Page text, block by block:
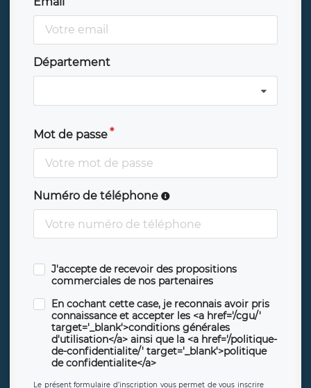
Département
Mot de passe
Numéro de téléphone
J'accepte de recevoir des propositions
commerciales de nos partenaires
En cochant cette case, je reconnais avoir pris
connaissance et accepter les <a href='/cgu/'
target='_blank'>conditions générales
d'utilisation</a> ainsi que la <a href='/politique-
de-confidentialite/' target='_blank'>politique
de confidentialite</a>
Le présent formulaire d’inscription vous permet de vous inscrire